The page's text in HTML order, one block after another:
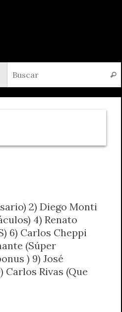
2) Diego Monti
4) Renato
6) Carlos Cheppi
(Súper
) 9) José
Carlos Rivas (Que